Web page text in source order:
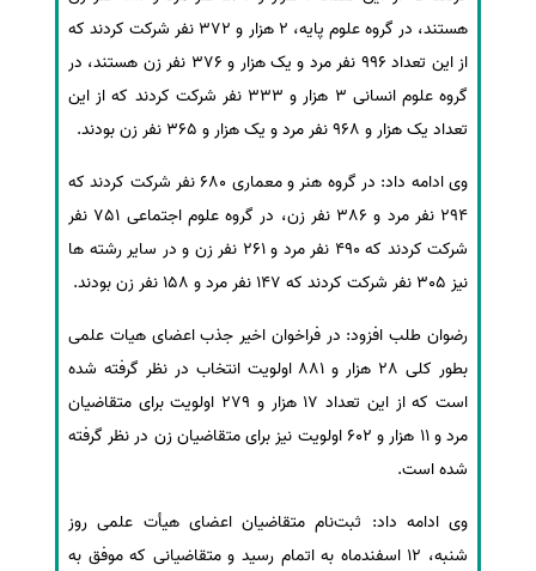
سفارش انگیزه‌نامه‌SOP
هستند، در گروه علوم پایه، 2 هزار و 372 نفر شرکت کردند که
از این تعداد 996 نفر مرد و یک هزار و 376 نفر زن هستند، در
گروه علوم انسانی 3 هزار و 333 نفر شرکت کردند که از این
تعداد یک هزار و 968 نفر مرد و یک هزار و 365 نفر زن بودند.
وی ادامه داد: در گروه هنر و معماری 680 نفر شرکت کردند که
294 نفر مرد و 386 نفر زن، در گروه علوم اجتماعی 751 نفر
شرکت کردند که 490 نفر مرد و 261 نفر زن و در سایر رشته ها
نیز 305 نفر شرکت کردند که 147 نفر مرد و 158 نفر زن بودند.
رضوان طلب افزود: در فراخوان اخیر جذب اعضای هیات علمی
بطور کلی 28 هزار و 881 اولویت انتخاب در نظر گرفته شده
است که از این تعداد 17 هزار و 279 اولویت برای متقاضیان
مرد و 11 هزار و 602 اولویت نیز برای متقاضیان زن در نظر گرفته
شده است.
وی ادامه داد: ثبت‌نام متقاضیان اعضای هیأت علمی روز
شنبه، 12 اسفندماه به اتمام رسید و متقاضیانی که موفق به